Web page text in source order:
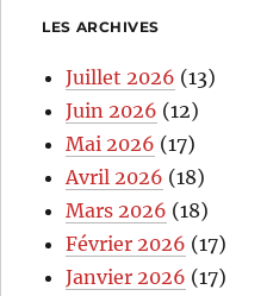
LES ARCHIVES
Juillet 2026 (13)
Juin 2026 (12)
Mai 2026 (17)
Avril 2026 (18)
Mars 2026 (18)
Février 2026 (17)
Janvier 2026 (17)